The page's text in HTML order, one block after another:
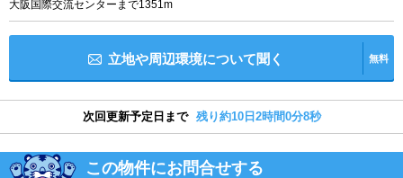
大阪国際交流センターまで1351m
立地や周辺環境について聞く 無料
次回更新予定日まで 残り約10日2時間0分8秒
この物件にお問合せする